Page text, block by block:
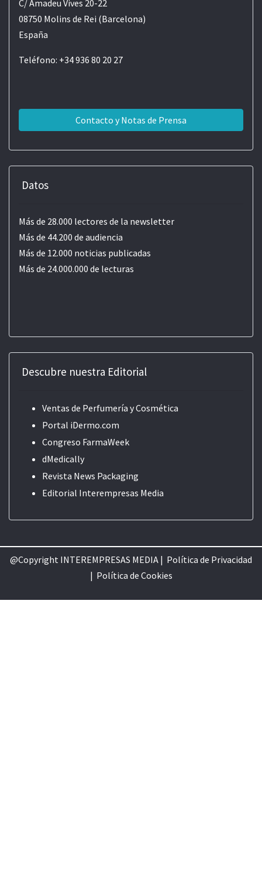
C/ Amadeu Vives 20-22
08750 Molins de Rei (Barcelona)
España
Teléfono: +34 936 80 20 27
Contacto y Notas de Prensa
Datos
Más de 28.000 lectores de la newsletter
Más de 44.200 de audiencia
Más de 12.000 noticias publicadas
Más de 24.000.000 de lecturas
Descubre nuestra Editorial
Ventas de Perfumería y Cosmética
Portal iDermo.com
Congreso FarmaWeek
dMedically
Revista News Packaging
Editorial Interempresas Media
@Copyright INTEREMPRESAS MEDIA | Política de Privacidad
| Política de Cookies